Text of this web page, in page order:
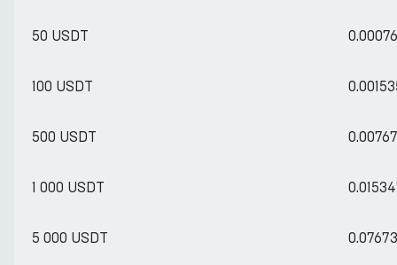
50 USDT
100 USDT
500 USDT
1 000 USDT
5 000 USDT